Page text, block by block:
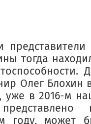
тогда
Олег Блохин
уже в 2016-м
году, может